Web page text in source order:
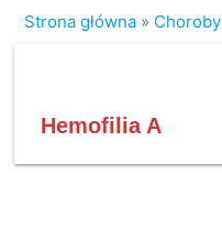
Strona główna » Choroby
Hemofilia A